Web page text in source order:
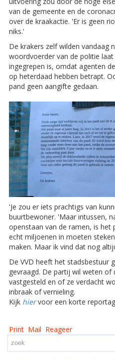
van de gemeente en de
over de kraakactie. 'Er is geen
niks.'
De krakers zelf wilden vandaag
woordvoerder van de politie
ingegrepen is, omdat agenten
op heterdaad hebben betrapt.
pand geen aangifte gedaan.
'Je zou er iets prachtigs van
buurtbewoner. 'Maar intussen,
openstaan van de ramen, is het
echt miljoenen in moeten
maken. Maar ik vind dat nog
De VVD heeft het stadsbestuur
gevraagd. De partij wil weten of
vastgesteld en of ze verdacht
inbraak of vernieling.
Kijk hier voor een korte
Print Mail Reageer